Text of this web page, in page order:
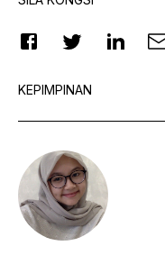
KEPIMPINAN